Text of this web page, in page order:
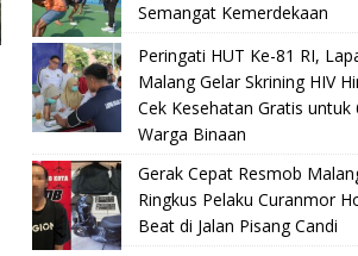
Semangat Kemerdekaan
Peringati HUT Ke-81 RI,
Malang Gelar Skrining HIV
Cek Kesehatan Gratis untuk
Warga Binaan
Gerak Cepat Resmob
Ringkus Pelaku Curanmor
Beat di Jalan Pisang Candi